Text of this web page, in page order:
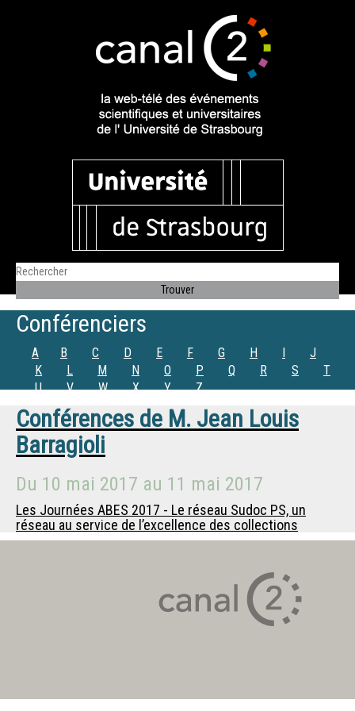
Conférenciers
A B C D E F G H I
J
K
L M N O P Q R S
T
U
V W X Y Z
Conférences de M. Jean Louis
Barragioli
Du 10 mai 2017 au 11 mai 2017
Les Journées ABES 2017 - Le réseau Sudoc PS, un
réseau au service de l’excellence des collections